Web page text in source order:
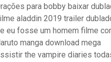
para bobby baixar
aladdin 2019 trailer
eu fosse um homem filme
manga download mega
the vampire diaries